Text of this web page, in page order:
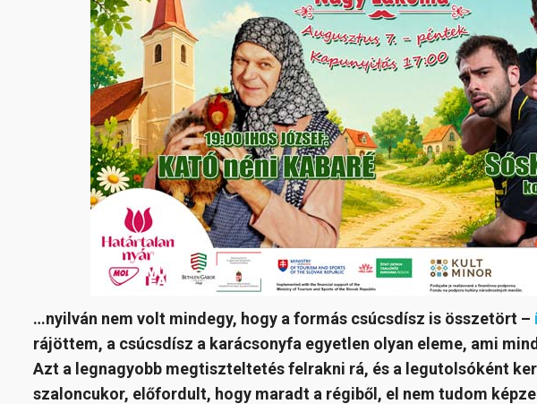
…nyilván nem volt mindegy, hogy a formás csúcsdísz is összetört –
rájöttem, a csúcsdísz a karácsonyfa egyetlen olyan eleme, ami
Azt a legnagyobb megtiszteltetés felrakni rá, és a legutolsóként
szaloncukor, előfordult, hogy maradt a régiből, el nem tudom